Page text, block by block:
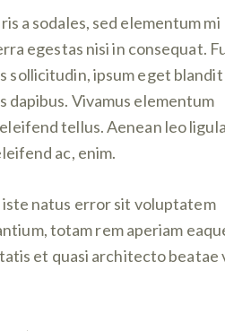
a sodales, sed elementum mi
egestas nisi in consequat.
sollicitudin, ipsum eget blandit
Vivamus elementum
tellus. Aenean leo
ac, enim.
natus error sit voluptatem
totam rem aperiam
et quasi architecto beatae